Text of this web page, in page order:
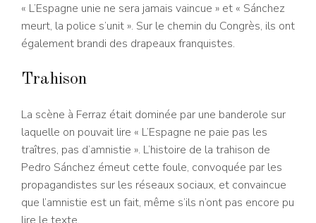
« L’Espagne unie ne sera jamais vaincue » et « Sánchez
meurt, la police s’unit ». Sur le chemin du Congrès, ils ont
également brandi des drapeaux franquistes.
Trahison
La scène à Ferraz était dominée par une banderole sur
laquelle on pouvait lire « L’Espagne ne paie pas les
traîtres, pas d’amnistie ». L’histoire de la trahison de
Pedro Sánchez émeut cette foule, convoquée par les
propagandistes sur les réseaux sociaux, et convaincue
que l’amnistie est un fait, même s’ils n’ont pas encore pu